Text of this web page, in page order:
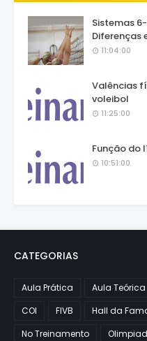
Sistemas
Diferenças
11:04:00
Valências
voleibol
11:25:00
Função do
10:51:00
CATEGORIAS
Aula Prática Aula Teórica
COI
FIVB Hall da
No Treinamento